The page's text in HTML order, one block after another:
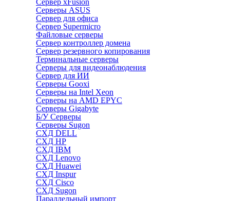
Сервер xFusion
Серверы ASUS
Сервер для офиса
Сервер Supermicro
Файловые серверы
Сервер контроллер домена
Сервер резервного копирования
Терминальные серверы
Серверы для видеонаблюдения
Сервер для ИИ
Серверы Gooxi
Серверы на Intel Xeon
Серверы на AMD EPYC
Серверы Gigabyte
Б/У Серверы
Серверы Sugon
СХД DELL
СХД HP
СХД IBM
СХД Lenovo
СХД Huawei
СХД Inspur
СХД Cisco
СХД Sugon
Параллельный импорт